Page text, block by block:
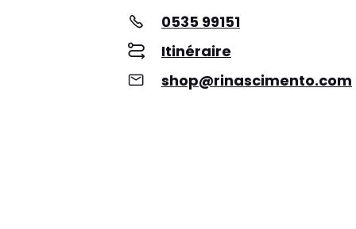
0535 99151
Itinéraire
shop@rinascimento.com